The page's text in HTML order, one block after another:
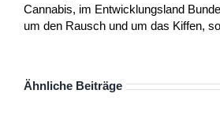
Cannabis, im Entwicklungsland
um den Rausch und um das Kiffen,
Ähnliche Beiträge